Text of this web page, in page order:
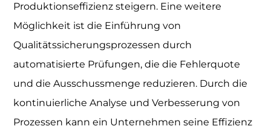
Produktionseffizienz steigern. Eine weitere
Möglichkeit ist die Einführung von
Qualitätssicherungsprozessen durch
automatisierte Prüfungen, die die Fehlerquote
und die Ausschussmenge reduzieren. Durch die
kontinuierliche Analyse und Verbesserung von
Prozessen kann ein Unternehmen seine Effizienz